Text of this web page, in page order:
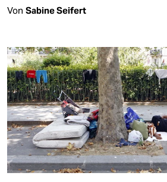
Von Sabine Seifert